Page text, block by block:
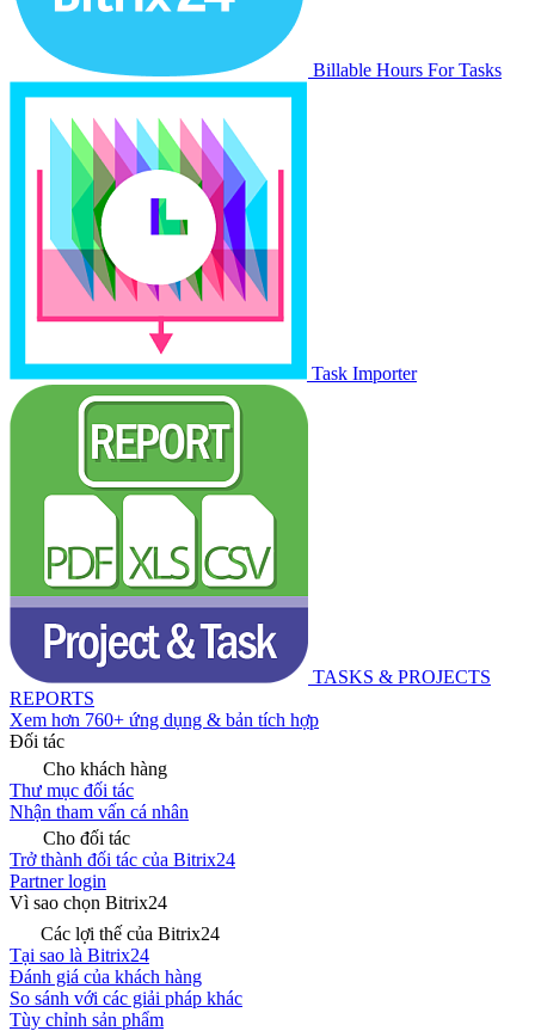
Billable Hours For Tasks
Task Importer
TASKS & PROJECTS
REPORTS
Xem hơn 760+ ứng dụng & bản tích hợp
Đối tác
Cho khách hàng
Thư mục đối tác
Nhận tham vấn cá nhân
Cho đối tác
Trở thành đối tác của Bitrix24
Partner login
Vì sao chọn Bitrix24
Các lợi thế của Bitrix24
Tại sao là Bitrix24
Đánh giá của khách hàng
So sánh với các giải pháp khác
Tùy chỉnh sản phẩm